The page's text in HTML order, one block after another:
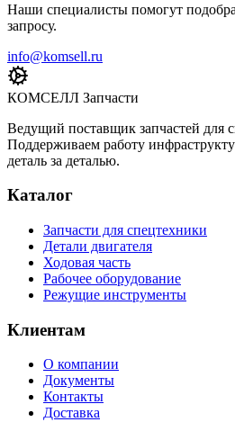
Наши специалисты помогут
запросу.
info@komsell.ru
КОМСЕЛЛ Запчасти
Ведущий поставщик запчастей для
Поддерживаем работу
деталь за деталью.
Каталог
Запчасти для спецтехники
Детали двигателя
Ходовая часть
Рабочее оборудование
Режущие инструменты
Клиентам
О компании
Документы
Контакты
Доставка